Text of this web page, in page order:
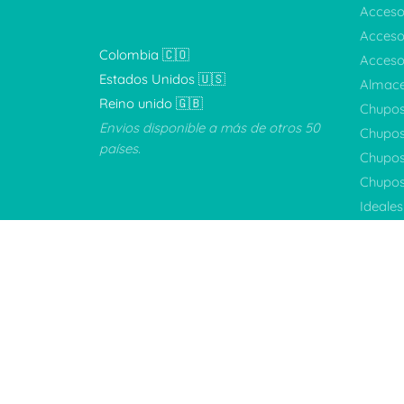
Colombia 🇨🇴
Estados Unidos 🇺🇸
Reino unido 🇬🇧
Envios disponible a más de otros 50
países.